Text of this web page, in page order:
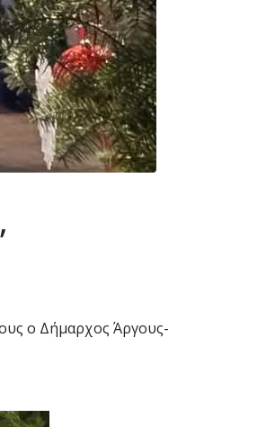
ο Δήμαρχος Άργους-